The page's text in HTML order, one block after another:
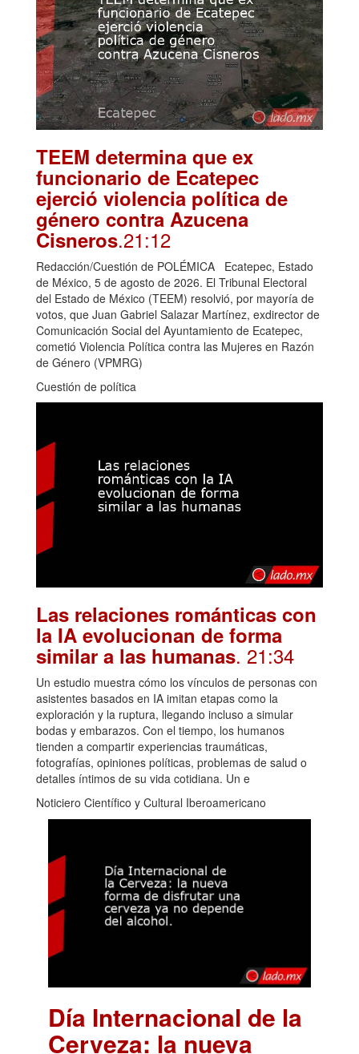
TEEM determina que ex
funcionario de Ecatepec
ejerció violencia política de
género contra Azucena
Cisneros.21:12
Redacción/Cuestión de POLÉMICA Ecatepec, Estado
de México, 5 de agosto de 2026. El Tribunal Electoral
del Estado de México (TEEM) resolvió, por mayoría de
votos, que Juan Gabriel Salazar Martínez, exdirector de
Comunicación Social del Ayuntamiento de Ecatepec,
cometió Violencia Política contra las Mujeres en Razón
de Género (VPMRG)
Cuestión de política
Las relaciones románticas con
la IA evolucionan de forma
similar a las humanas. 21:34
Un estudio muestra cómo los vínculos de personas con
asistentes basados en IA imitan etapas como la
exploración y la ruptura, llegando incluso a simular
bodas y embarazos. Con el tiempo, los humanos
tienden a compartir experiencias traumáticas,
fotografías, opiniones políticas, problemas de salud o
detalles íntimos de su vida cotidiana. Un e
Noticiero Científico y Cultural Iberoamericano
Día Internacional de la
Cerveza: la nueva